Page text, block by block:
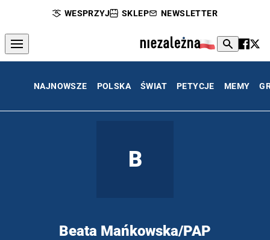
WESPRZYJ SKLEP NEWSLETTER
NAJNOWSZE POLSKA ŚWIAT PETYCJE MEMY
B
Beata Mańkowska/PAP